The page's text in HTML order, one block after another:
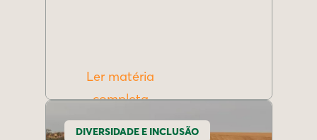
Ler matéria
completa
DIVERSIDADE E INCLUSÃO